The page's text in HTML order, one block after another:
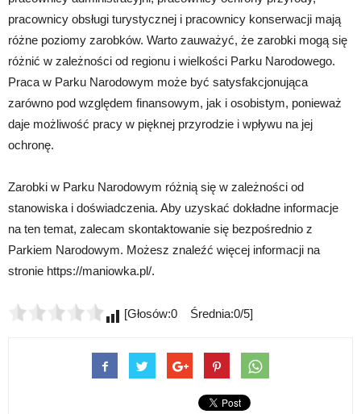
pracownicy obsługi turystycznej i pracownicy konserwacji mają
różne poziomy zarobków. Warto zauważyć, że zarobki mogą się
różnić w zależności od regionu i wielkości Parku Narodowego.
Praca w Parku Narodowym może być satysfakcjonująca
zarówno pod względem finansowym, jak i osobistym, ponieważ
daje możliwość pracy w pięknej przyrodzie i wpływu na jej
ochronę.
Zarobki w Parku Narodowym różnią się w zależności od
stanowiska i doświadczenia. Aby uzyskać dokładne informacje
na ten temat, zalecam skontaktowanie się bezpośrednio z
Parkiem Narodowym. Możesz znaleźć więcej informacji na
stronie https://maniowka.pl/.
[Głosów:0 Średnia:0/5]